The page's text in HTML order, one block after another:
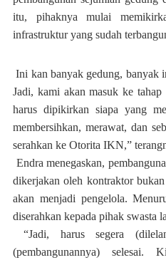
itu, pihaknya mulai
infrastruktur yang sudah
Ini kan banyak gedung, banyak
Jadi, kami akan masuk ke tahap
harus dipikirkan siapa yang
membersihkan, merawat, dan
serahkan ke Otorita IKN,”
Endra menegaskan,
dikerjakan oleh kontraktor
akan menjadi pengelola.
diserahkan kepada pihak swasta
“Jadi, harus segera
(pembangunannya) selesai.